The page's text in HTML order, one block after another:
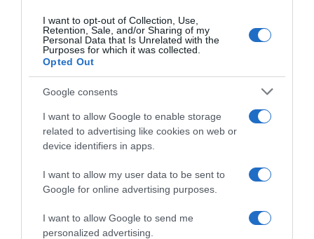
I want to opt-out of Collection, Use,
Retention, Sale, and/or Sharing of my
Personal Data that Is Unrelated with the
Purposes for which it was collected.
Opted Out
Google consents
I want to allow Google to enable storage
related to advertising like cookies on web or
device identifiers in apps.
I want to allow my user data to be sent to
Google for online advertising purposes.
I want to allow Google to send me
personalized advertising.
Ουγγαρία – Ελλάδα 0-0: Έμεινε ξανά
«άσφαιρη» η Εθνική ομάδα
31.03.2026 - 21:51